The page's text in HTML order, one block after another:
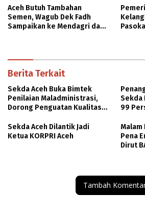
Aceh Butuh Tambahan
Semen, Wagub Dek Fadh
Sampaikan ke Mendagri dan
Berita Terkait
Sekda Aceh Buka Bimtek
Penilaian Maladministrasi,
Dorong Penguatan Kualitas
Sekda
99
Sekda Aceh Dilantik Jadi
Ketua KORPRI Aceh
Malam
Pena
Dirut
Tambah